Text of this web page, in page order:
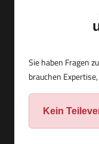
Sie haben Fragen
brauchen
Kein